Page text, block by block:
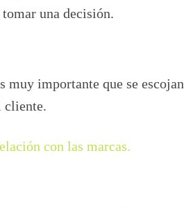
una decisión.
muy importante que se escojan
cliente.
con las marcas.